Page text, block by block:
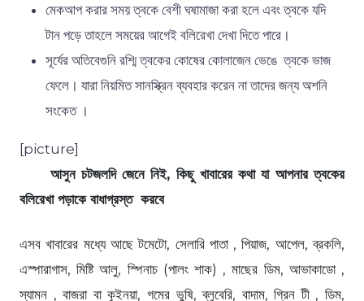
মেকআপ করার সময় ত্বকে বেশী ঘষামাজা করা হলে এবং ত্বকে যদি
টান পড়ে তাহলে সময়ের আগেই বলিরেখা দেখা দিতে পারে।
সূর্যের অতিবেগুনি রশ্মি ত্বকের কোষের কোলাজেন ভেঙে ত্বকে ভাজ
ফেলে। যারা নিয়মিত সানস্ক্রিন ব্যবহার করেন না তাদের জন্য অশনি
সংকেত ।
[picture]
আসুন চটজলদি জেনে নিই, কিছু খাবারের কথা যা আপনার ত্বকের
বলিরেখা পড়াকে বাধাগ্রস্ত করবে
এসব খাবারের মধ্যে আছে টমেটো, সেলারি পাতা , পিয়াজ, আপেল, ব্রকলি,
এস্পারাগাস, মিষ্টি আলু, স্পিনাচ (পালং শাক) , মাছের ডিম, আভাকাডো ,
স্যামন , বাজরা বা কুইনয়া, গমের ভুষি, ব্লুবেরি, বাদাম, গ্রিন টী , ডিম,